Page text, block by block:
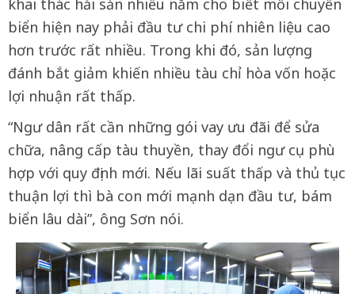
khai thác hải sản nhiều năm cho biết mỗi chuyến
biển hiện nay phải đầu tư chi phí nhiên liệu cao
hơn trước rất nhiều. Trong khi đó, sản lượng
đánh bắt giảm khiến nhiều tàu chỉ hòa vốn hoặc
lợi nhuận rất thấp.
“Ngư dân rất cần những gói vay ưu đãi để sửa
chữa, nâng cấp tàu thuyền, thay đổi ngư cụ phù
hợp với quy định mới. Nếu lãi suất thấp và thủ tục
thuận lợi thì bà con mới mạnh dạn đầu tư, bám
biển lâu dài”, ông Sơn nói.